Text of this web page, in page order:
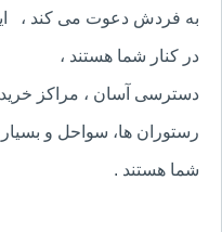
به فردش دعوت می کند ،
در کنار شما هستند ،
دسترسی آسان ، مراکز
رستوران ها، سواحل و
شما هستند .